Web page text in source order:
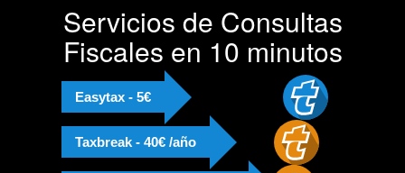
Servicios de Consultas
Fiscales en 10 minutos
Easytax - 5€
Taxbreak - 40€ /año